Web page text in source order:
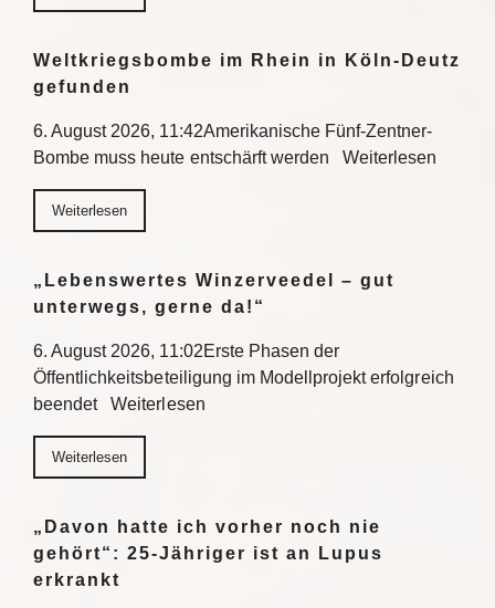
Weltkriegsbombe im Rhein in Köln-Deutz
gefunden
6. August 2026, 11:42Amerikanische Fünf-Zentner-
Bombe muss heute entschärft werden Weiterlesen
Weiterlesen
„Lebenswertes Winzerveedel – gut
unterwegs, gerne da!“
6. August 2026, 11:02Erste Phasen der
Öffentlichkeitsbeteiligung im Modellprojekt erfolgreich
beendet Weiterlesen
Weiterlesen
„Davon hatte ich vorher noch nie
gehört“: 25-Jähriger ist an Lupus
erkrankt